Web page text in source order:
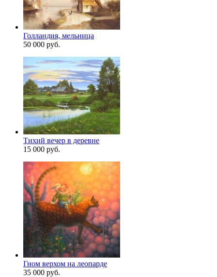
Голландия, мельница
50 000 руб.
Тихий вечер в деревне
15 000 руб.
Гном верхом на леопарде
35 000 руб.